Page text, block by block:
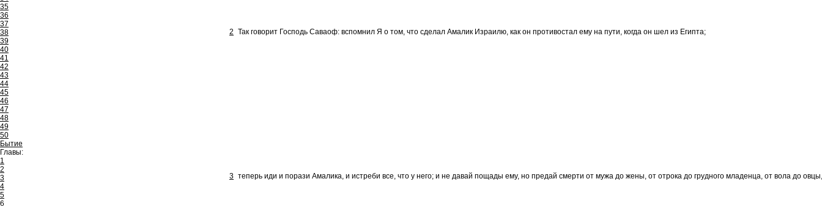
35
36
37
38
39
40
41
42
43
44
45
46
47
48
49
50
Бытие
Главы:
1
2
3
4
5
6
2 Так говорит Господь Саваоф: вспомнил Я о том, что сделал Амалик Израилю, как он противостал ему на пути, когда он шел из Египта;
3 теперь иди и порази Амалика, и истреби все, что у него; и не давай пощады ему, но предай смерти от мужа до жены, от отрока до грудного младенца, от вола до